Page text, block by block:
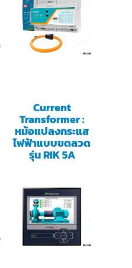
Current
Transformer :
หม้อแปลงกระแส
ไฟฟ้าแบบขดลวด
รุ่น RIK 5A